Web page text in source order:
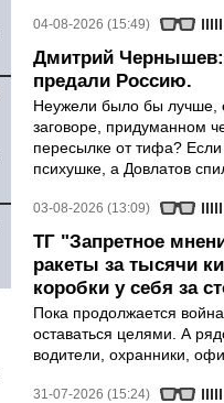
04-08-2026 (15:49)
Дмитрий Чернышев:
предали Россию.
Неужели было бы лучше,
заговоре, придуманном
пересылке от тифа?
психушке, а Довлатов
03-08-2026 (13:09)
ТГ "Запретное
ракеты за тысячи
коробки у себя за
Пока продолжается
оставаться целями. А
водители, охранники,
31-07-2026 (15:24)